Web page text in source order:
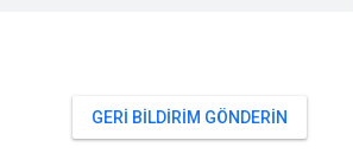
GERI BILDIRIM GÖNDERIN